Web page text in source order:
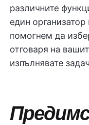
различните
един
помогнем да
отговаря на
изпълнявате